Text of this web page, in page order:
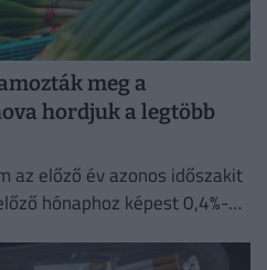
meg a
hordjuk a legtöbb
az előző év azonos időszakit
hónaphoz képest 0,4%-